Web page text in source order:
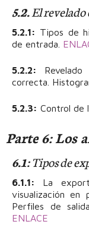
5.2.El revelado
5.2.1: Tipos de
de entrada.
5.2.2:
correcta.
5.2.3: Control de
Parte 6: Los
6.1:Tipos de
6.1.1:
La
visualización en
Perfiles de
ENLACE